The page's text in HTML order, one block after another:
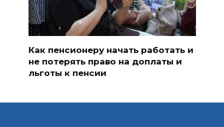
Как пенсионеру начать работать и
не потерять право на доплаты и
льготы к пенсии